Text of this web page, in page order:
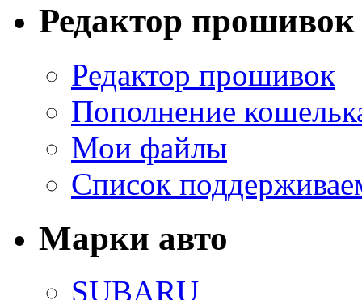
Редактор прошивок
Редактор прошивок
Пополнение
Мои файлы
Список
Марки авто
SUBARU